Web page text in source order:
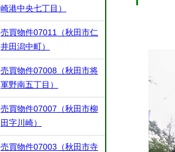
崎港中央七丁目）
売買物件07011（秋田市仁
井田潟中町）
売買物件07008（秋田市将
軍野南五丁目）
売買物件07007（秋田市柳
田字川崎）
売買物件07003（秋田市寺